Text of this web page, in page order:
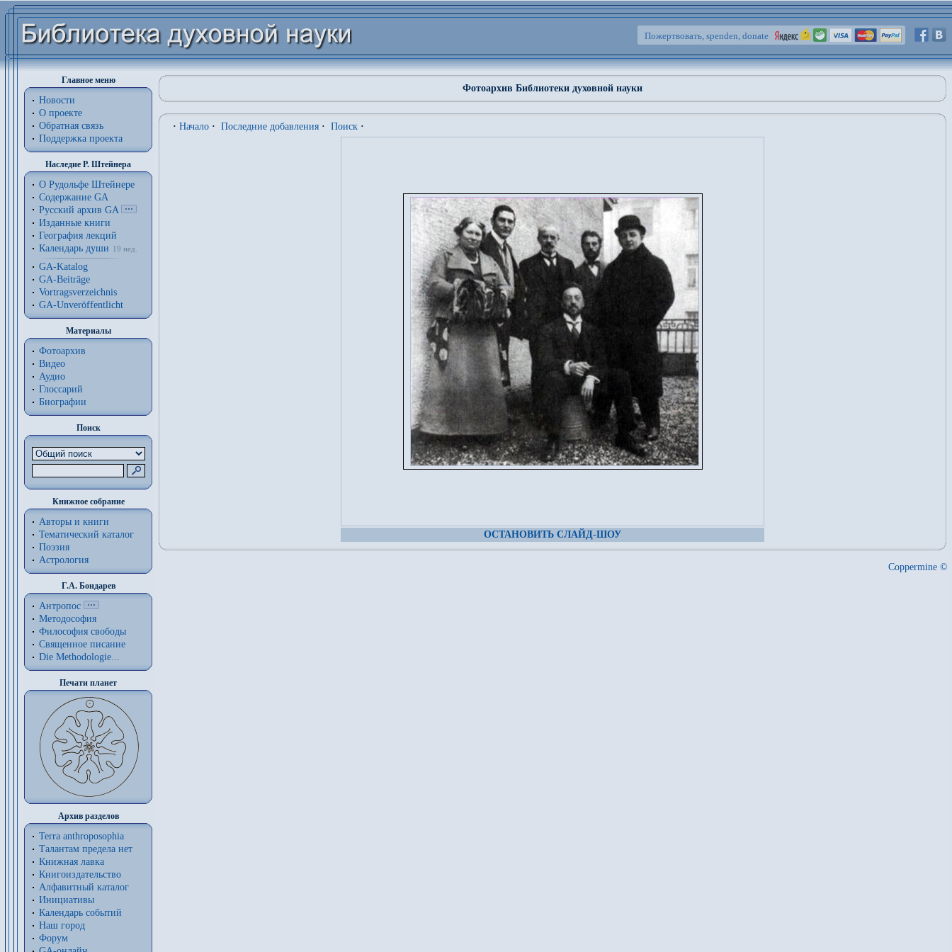
Пожертвовать, spenden, donate
Главное меню
Новости
О проекте
Обратная связь
Поддержка проекта
Наследие Р. Штейнера
О Рудольфе Штейнере
Содержание GA
Русский архив GA
Изданные книги
География лекций
Календарь души
19 нед.
GA-Katalog
GA-Beiträge
Vortragsverzeichnis
GA-Unveröffentlicht
Материалы
Фотоархив
Видео
Аудио
Глоссарий
Биографии
Поиск
Книжное собрание
Авторы и книги
Тематический каталог
Поэзия
Астрология
Г.А. Бондарев
Антропос
Методософия
Философия cвободы
Священное писание
Die Methodologie...
Печати планет
Архив разделов
Terra anthroposophia
Талантам предела нет
Книжная лавка
Книгоиздательство
Алфавитный каталог
Инициативы
Календарь событий
Наш город
Форум
Фотоархив Библиотеки духовной науки
· Начало · Последние добавления · Поиск ·
ОСТАНОВИТЬ СЛАЙД-ШОУ
Coppermine ©